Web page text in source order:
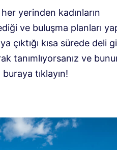
yerinden kadınların
ve buluşma planları
çıktığı kısa sürede deli
tanımlıyorsanız ve
tıklayın!